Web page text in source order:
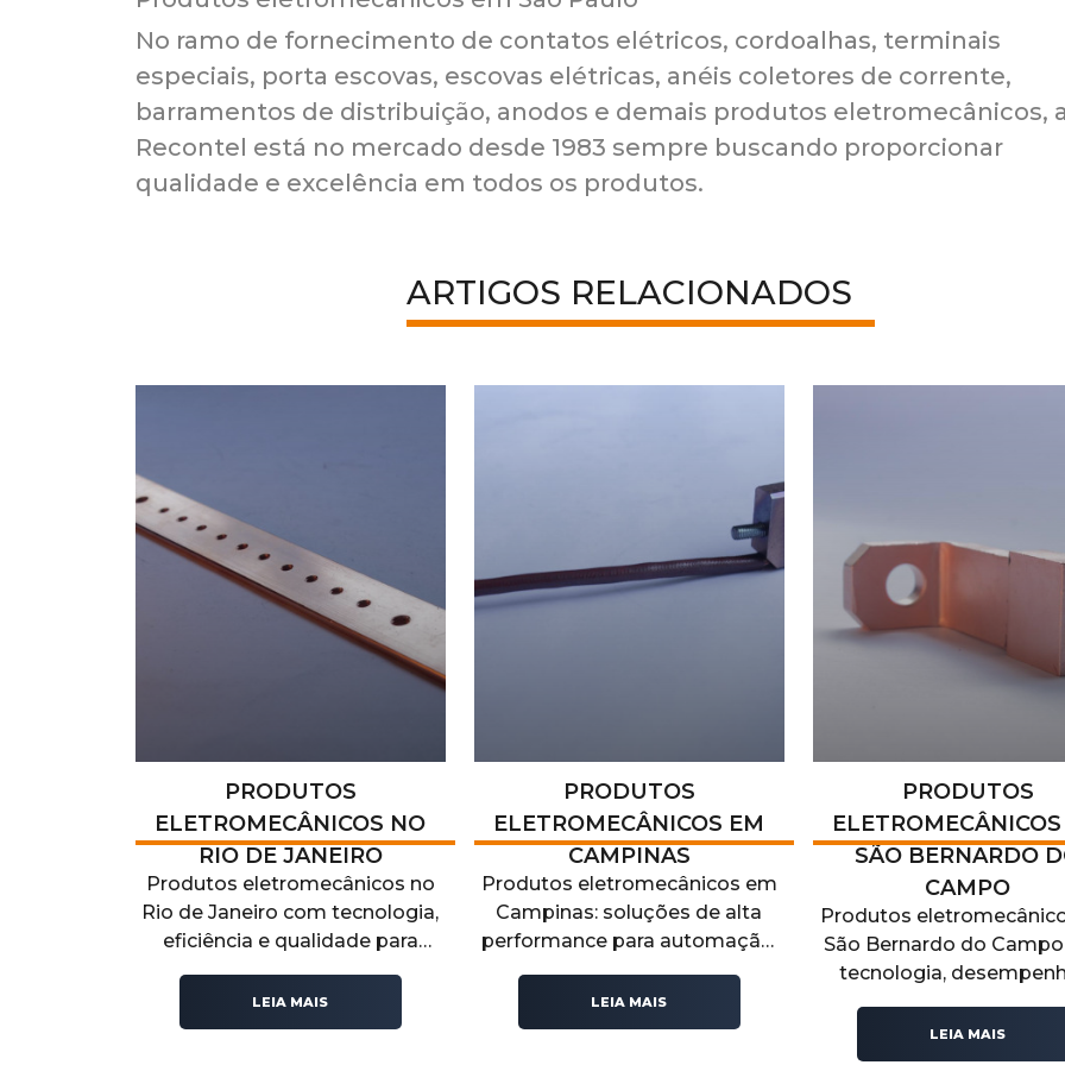
No ramo de fornecimento de contatos elétricos, cordoalhas, terminais
especiais, porta escovas, escovas elétricas, anéis coletores de corrente,
barramentos de distribuição, anodos e demais produtos eletromecânicos,
Recontel está no mercado desde 1983 sempre buscando proporcionar
qualidade e excelência em todos os produtos.
ARTIGOS RELACIONADOS
PRODUTOS
ELETROMECÂNICOS NO
RIO DE JANEIRO
Produtos eletromecânicos no
Rio de Janeiro com tecnologia,
eficiência e qualidade para
aplicações industriais,
automação e manutenção.
Conheça as soluções
LEIA MAIS
PRODUTOS
ELETROMECÂNICOS EM
CAMPINAS
Produtos eletromecânicos em
Campinas: soluções de alta
performance para automação,
controle e transmissão de
energia em sistemas industriais
e elétricos.
LEIA MAIS
PRODUTOS
SÃO BERNARDO
CAMPO
Produtos
São Bernardo do
tecnologia,
confiabilidade para
aplicações industriais.
as opções no nosso
LEIA MAIS